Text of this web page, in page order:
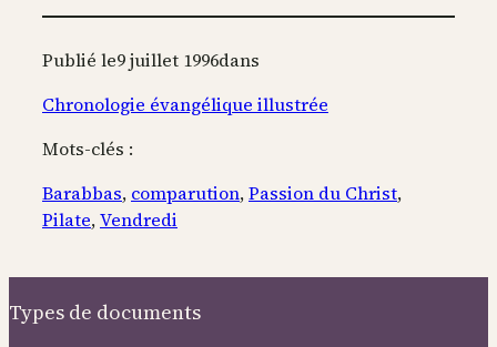
Publié le9 juillet 1996dans
Chronologie évangélique illustrée
Mots-clés :
Barabbas, comparution, Passion du Christ
Pilate, Vendredi
Types de documents